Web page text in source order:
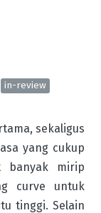
in-review
sekaligus
yang cukup
banyak mirip
curve untuk
tinggi. Selain